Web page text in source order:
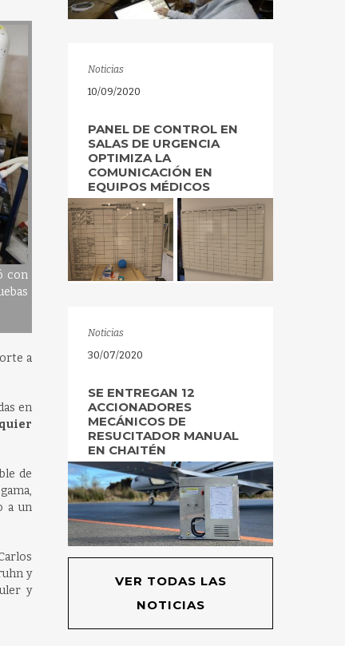
con
a
en
de
a un
y
y
Noticias
10/09/2020
PANEL DE CONTROL EN
SALAS DE URGENCIA
OPTIMIZA LA
COMUNICACIÓN EN
EQUIPOS MÉDICOS
Noticias
30/07/2020
SE ENTREGAN 12
ACCIONADORES
MECÁNICOS DE
RESUCITADOR MANUAL
EN CHAITÉN
VER TODAS LAS
NOTICIAS